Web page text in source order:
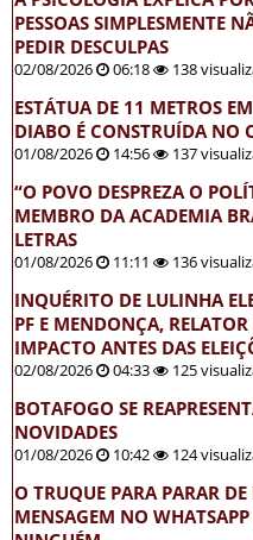
PESSOAS SIMPLESMENTE
PEDIR DESCULPAS
02/08/2026 06:18 138
ESTÁTUA DE 11 METROS
DIABO É CONSTRUÍDA NO
01/08/2026 14:56 137
“O POVO DESPREZA O
MEMBRO DA ACADEMIA
LETRAS
01/08/2026 11:11 136
INQUÉRITO DE LULINHA
PF E MENDONÇA, RELATOR
IMPACTO ANTES DAS
02/08/2026 04:33 125
BOTAFOGO SE
NOVIDADES
01/08/2026 10:42 124
O TRUQUE PARA PARAR DE
MENSAGEM NO